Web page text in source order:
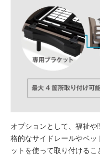
オプションとして、福祉
格的なサイドレールやベ
ットを使って取り付けるこ